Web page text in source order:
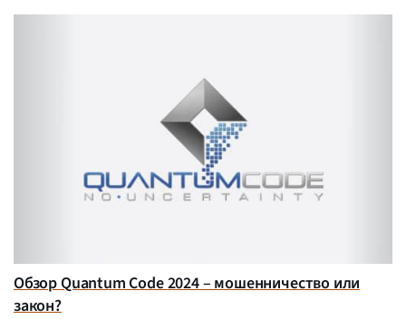
Обзор Quantum Code 2024 – мошенничество или
закон?